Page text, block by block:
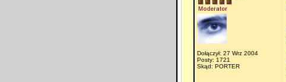
Dołączył: 27 Wrz 2004
Posty: 1721
Skąd: PORTER